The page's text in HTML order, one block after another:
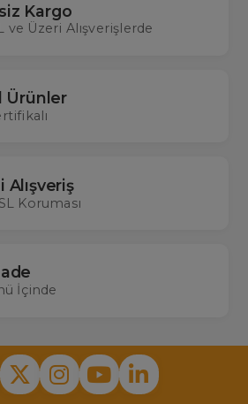
Kargo
ve Üzeri Alışverişlerde
Ürünler
Alışveriş
Koruması
İçinde